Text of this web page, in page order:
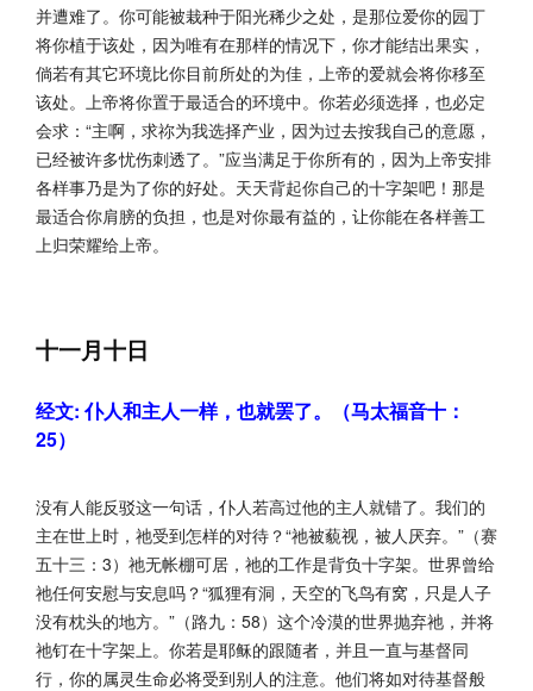
并遭难了。你可能被栽种于阳光稀少之处，是那位爱你的园丁
将你植于该处，因为唯有在那样的情况下，你才能结出果实，
倘若有其它环境比你目前所处的为佳，上帝的爱就会将你移至
该处。上帝将你置于最适合的环境中。你若必须选择，也必定
会求：“主啊，求祢为我选择产业，因为过去按我自己的意愿，
已经被许多忧伤刺透了。”应当满足于你所有的，因为上帝安排
各样事乃是为了你的好处。天天背起你自己的十字架吧！那是
最适合你肩膀的负担，也是对你最有益的，让你能在各样善工
上归荣耀给上帝。
十一月十日
经文: 仆人和主人一样，也就罢了。（马太福音十：
25）
没有人能反驳这一句话，仆人若高过他的主人就错了。我们的
主在世上时，祂受到怎样的对待？“祂被藐视，被人厌弃。”（赛
五十三：3）祂无帐棚可居，祂的工作是背负十字架。世界曾给
祂任何安慰与安息吗？“狐狸有洞，天空的飞鸟有窝，只是人子
没有枕头的地方。”（路九：58）这个冷漠的世界抛弃祂，并将
祂钉在十字架上。你若是耶稣的跟随者，并且一直与基督同
行，你的属灵生命必将受到别人的注意。他们将如对待基督般